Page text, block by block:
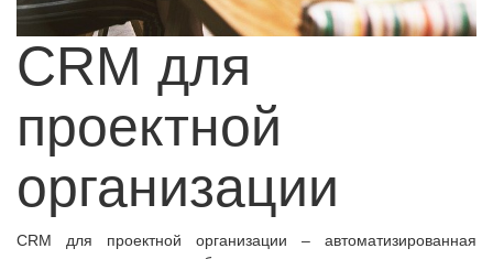
CRM для
проектной
организации
CRM для проектной организации – автоматизированная